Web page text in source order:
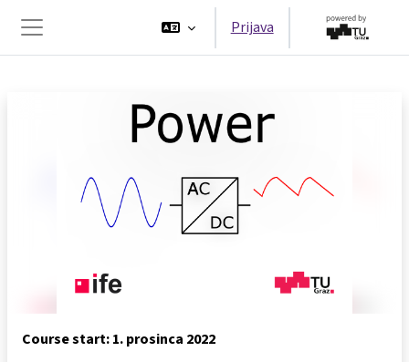
Bočni panel
Prijava
Course start: 1. prosinca 2022